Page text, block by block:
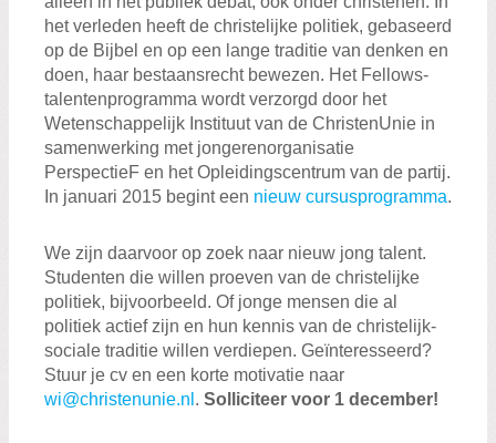
het verleden heeft de christelijke politiek, gebaseerd
op de Bijbel en op een lange traditie van denken en
doen, haar bestaansrecht bewezen. Het Fellows-
talentenprogramma wordt verzorgd door het
Wetenschappelijk Instituut van de ChristenUnie in
samenwerking met jongerenorganisatie
PerspectieF en het Opleidingscentrum van de partij.
In januari 2015 begint een nieuw cursusprogramma.
We zijn daarvoor op zoek naar nieuw jong talent.
Studenten die willen proeven van de christelijke
politiek, bijvoorbeeld. Of jonge mensen die al
politiek actief zijn en hun kennis van de christelijk-
sociale traditie willen verdiepen. Geïnteresseerd?
Stuur je cv en een korte motivatie naar
wi@christenunie.nl . Solliciteer voor 1 december!